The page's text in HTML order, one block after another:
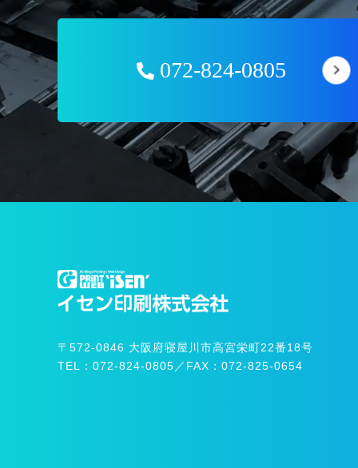
072-824-0805
〒572-0846 大阪府寝屋川市高宮栄町22番18号
TEL：072-824-0805 ／ FAX：072-825-0654